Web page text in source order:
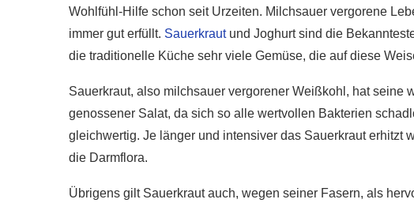
Wohlfühl-Hilfe schon seit Urzeiten. Milchsauer vergorene
immer gut erfüllt. Sauerkrautund Joghurt sind die
die traditionelle Küche sehr viele Gemüse, die auf diese
Sauerkraut, also milchsauer vergorener Weißkohl, hat seine
genossener Salat, da sich so alle wertvollen Bakterien
gleichwertig. Je länger und intensiver das Sauerkraut erhitzt
die Darmflora.
Übrigens gilt Sauerkraut auch, wegen seiner Fasern, als